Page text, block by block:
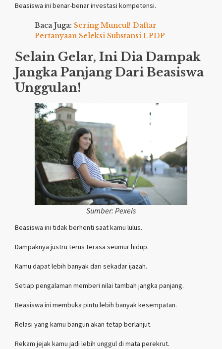
Beasiswa ini benar-benar investasi kompetensi.
Baca Juga: Sering Muncul! Daftar
Pertanyaan Seleksi Substansi LPDP
Selain Gelar, Ini Dia Dampak
Jangka Panjang Dari Beasiswa
Unggulan!
Sumber: Pexels
Beasiswa ini tidak berhenti saat kamu lulus.
Dampaknya justru terus terasa seumur hidup.
Kamu dapat lebih banyak dari sekadar ijazah.
Setiap pengalaman memberi nilai tambah jangka panjang.
Beasiswa ini membuka pintu lebih banyak kesempatan.
Relasi yang kamu bangun akan tetap berlanjut.
Rekam jejak kamu jadi lebih unggul di mata perekrut.